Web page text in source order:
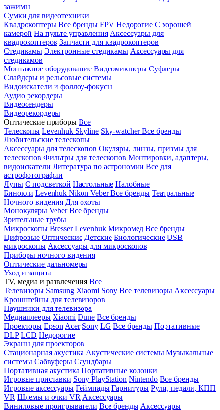
зажимы
Сумки для видеотехники
Квадрокоптеры Все бренды FPV Недорогие С хорошей
камерой На пульте управления Аксессуары для
квадрокоптеров Запчасти для квадрокоптеров
Стедикамы Электронные стедикамы Аксессуары для
стедикамов
Монтажное оборудование Видеомикшеры Суфлеры
Слайдеры и рельсовые системы
Видоискатели и фоллоу-фокусы
Аудио рекордеры
Видеосендеры
Видеорекордеры
Оптические приборы Все
Телескопы Levenhuk Skyline Sky-watcherВсе бренды
Любительские телескопы
Аксессуары для телескопов Окуляры, линзы, призмы для
телескопов Фильтры для телескопов Монтировки, адаптеры,
видоискатели Литература по астрономии Все для
астрофотографии
Лупы С подсветкой Настольные Налобные
Бинокли Levenhuk Nikon VeberВсе бренды Театральные
Ночного видения Для охоты
Монокуляры Veber Все бренды
Зрительные трубы
Микроскопы BresserLevenhuk Микромед Все бренды
Цифровые Оптические Детские Биологические USB
микроскопы Аксессуары для микроскопов
Приборы ночного видения
Оптические дальномеры
Уход и защита
TV, медиа и развлечения Все
Телевизоры Samsung Xiaomi Sony Все телевизоры Аксессуары
Кронштейны для телевизоров
Наушники для телевизора
Медиаплееры Xiaomi Dune Все бренды
Проекторы Epson Acer Sony LG Все бренды Портативные
DLP LCD Недорогие
Экраны для проекторов
Стационарная акустика Акустические системы Музыкальные
системы Сабвуферы Саундбары
Портативная акустика Портативные колонки
Игровые приставки Sony PlayStation Nintendo Все бренды
Игровые аксессуары Геймпады Гарнитуры Рули, педали, КПП
VR Шлемы и очки VR Аксессуары
Виниловые проигрыватели Все бренды Аксессуары